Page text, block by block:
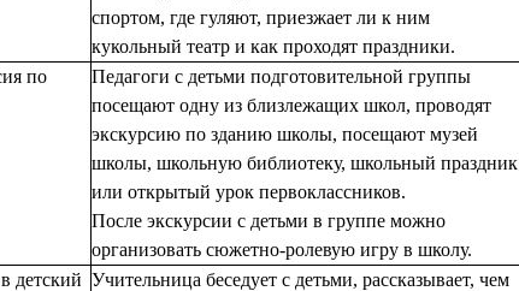
спортом, где гуляют, приезжает ли к ним
кукольный театр и как проходят праздники.
по
Педагоги с детьми подготовительной группы
посещают одну из близлежащих школ, проводят
экскурсию по зданию школы, посещают музей
школы, школьную библиотеку, школьный праздник
или открытый урок первоклассников.
После экскурсии с детьми в группе можно
организовать сюжетно-ролевую игру в школу.
детский Учительница беседует с детьми, рассказывает, чем